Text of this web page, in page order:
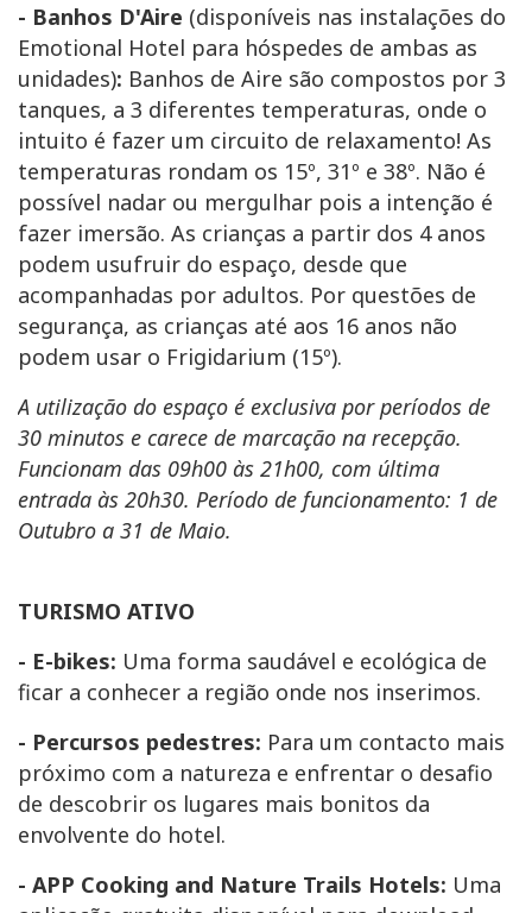
- Banhos D'Aire (disponíveis nas instalações do
Emotional Hotel para hóspedes de ambas as
unidades): Banhos de Aire são compostos por 3
tanques, a 3 diferentes temperaturas, onde o
intuito é fazer um circuito de relaxamento! As
temperaturas rondam os 15º, 31º e 38º. Não é
possível nadar ou mergulhar pois a intenção é
fazer imersão. As crianças a partir dos 4 anos
podem usufruir do espaço, desde que
acompanhadas por adultos. Por questões de
segurança, as crianças até aos 16 anos não
podem usar o Frigidarium (15º).
A utilização do espaço é exclusiva por períodos de
30 minutos e carece de marcação na recepção.
Funcionam das 09h00 às 21h00, com última
entrada às 20h30. Período de funcionamento: 1 de
Outubro a 31 de Maio.
TURISMO ATIVO
- E-bikes: Uma forma saudável e ecológica de
ficar a conhecer a região onde nos inserimos.
- Percursos pedestres: Para um contacto mais
próximo com a natureza e enfrentar o desafio
de descobrir os lugares mais bonitos da
envolvente do hotel.
- APP Cooking and Nature Trails Hotels: Uma